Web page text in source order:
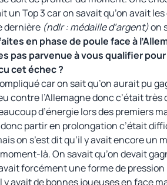
un Top 3 car on savait qu’on avait
dernière (ndlr : médaille d’argent)on
en phase de poule face à
pas parvenue à vous qualifier
cet échec ?
car on sait qu’on aurait pu
contre l’Allemagne donc c’était très
d’énergie lors des premiers
partir en prolongation c’était
on s’est dit qu’il y avait encore un
moment-là. On savait qu’on devait
forcément une forme de pression
y avait de bonnes joueuses en face